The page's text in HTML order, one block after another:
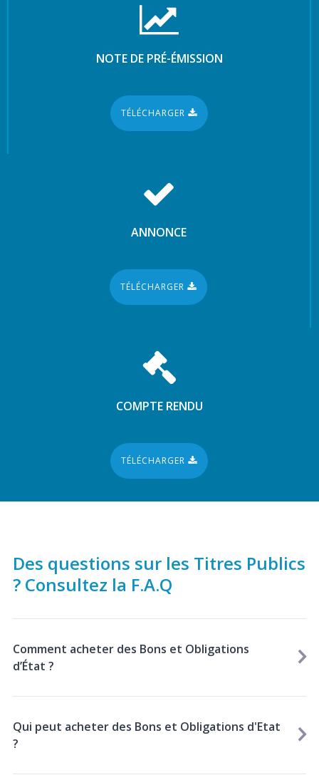
NOTE DE PRÉ-ÉMISSION
TÉLÉCHARGER
ANNONCE
TÉLÉCHARGER
COMPTE RENDU
TÉLÉCHARGER
Des questions sur les Titres Publics
? Consultez la F.A.Q
Comment acheter des Bons et Obligations
d’État ?
Qui peut acheter des Bons et Obligations d'Etat
?